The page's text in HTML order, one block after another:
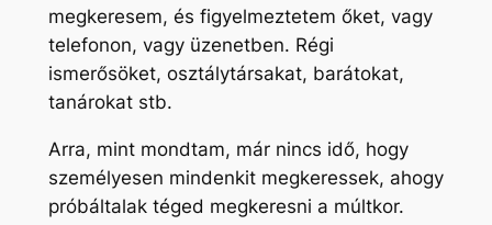
megkeresem, és figyelmeztetem őket, vagy
telefonon, vagy üzenetben. Régi
ismerősöket, osztálytársakat, barátokat,
tanárokat stb.
Arra, mint mondtam, már nincs idő, hogy
személyesen mindenkit megkeressek, ahogy
próbáltalak téged megkeresni a múltkor.